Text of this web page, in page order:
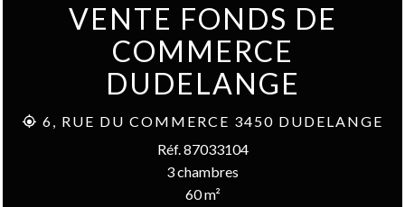
VENTE FONDS DE
COMMERCE
DUDELANGE
6, RUE DU COMMERCE 3450 DUDELANGE
Réf. 87033104
3 chambres
60 m²